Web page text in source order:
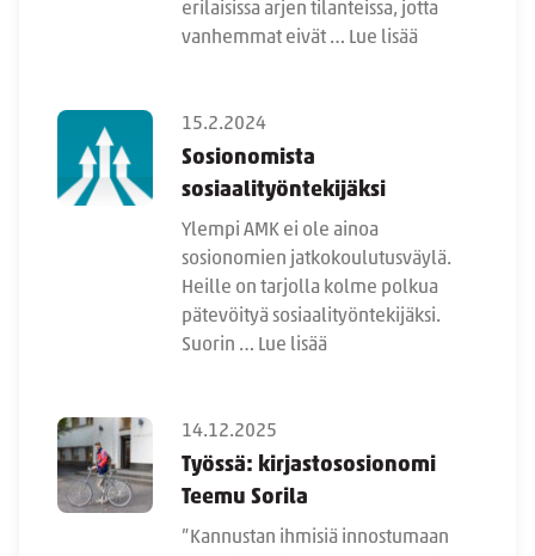
erilaisissa arjen tilanteissa, jotta
vanhemmat eivät … Lue lisää
15.2.2024
Sosionomista
sosiaalityöntekijäksi
Ylempi AMK ei ole ainoa
sosionomien jatkokoulutusväylä.
Heille on tarjolla kolme polkua
pätevöityä sosiaalityöntekijäksi.
Suorin … Lue lisää
14.12.2025
Työssä: kirjastososionomi
Teemu Sorila
”Kannustan ihmisiä innostumaan